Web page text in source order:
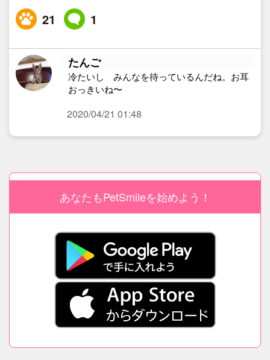
21 1
たんご
冷たいし みんなを待っているんだね。お耳
おっきいね〜
2020/04/21 01:48
あなたもPetSmileを始めよう！